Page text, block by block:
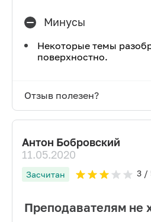
Минусы
Некоторые темы
поверхностно.
Отзыв полезен?
Антон Бобровский
11.05.2020
Засчитан 3/
Преподавателям не